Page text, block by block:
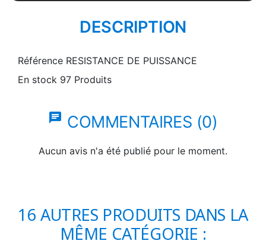
DESCRIPTION
Référence RESISTANCE DE PUISSANCE
En stock 97 Produits
chat COMMENTAIRES (0)
Aucun avis n'a été publié pour le moment.
16 AUTRES PRODUITS DANS LA
MÊME CATÉGORIE :